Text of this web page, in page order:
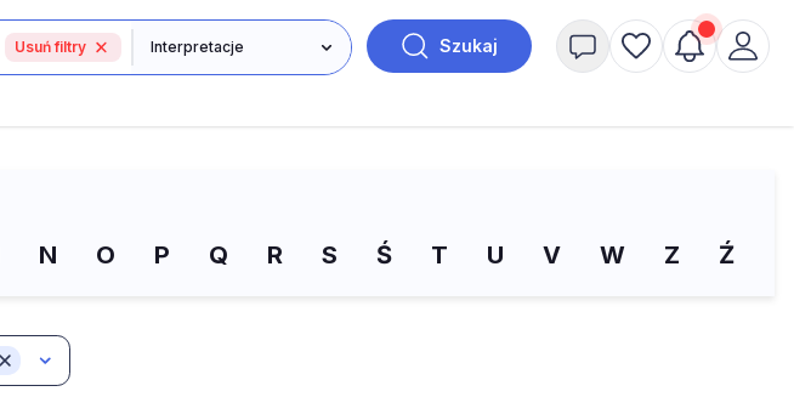
Usuń filtry Szukaj
N O P Q R S Ś T U V W Z Ź